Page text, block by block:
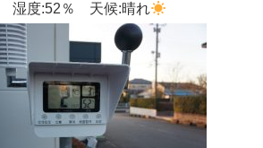
湿度:52％ 天候:晴れ